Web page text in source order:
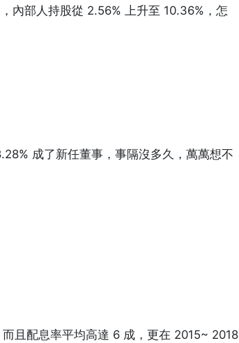
內部人持股從 2.56% 上升至 10.36%，怎
成了新任董事，事隔沒多久，萬萬想不
且配息率平均高達 6 成，更在 2015~ 2018